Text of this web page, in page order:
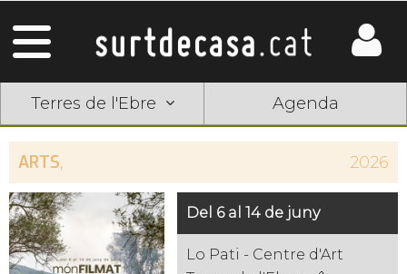
Terres de l'Ebre Agenda
ARTS, 2026
Del 6 al 14 de juny
Lo Pati - Centre d'Art